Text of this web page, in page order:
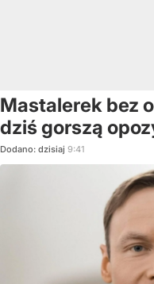
Mastalerek bez
dziś gorszą
Dodano: dzisiaj 9:41